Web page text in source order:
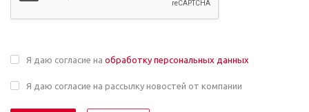
Я даю согласие на обработку персональных данных
Я даю согласие на рассылку новостей от компании